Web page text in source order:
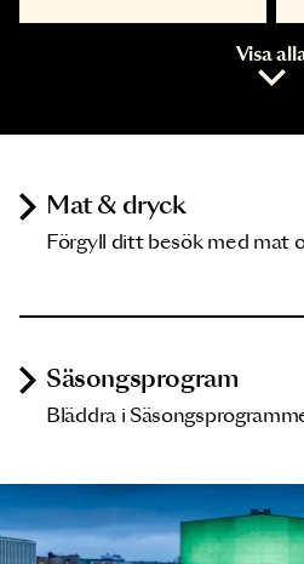
Visa
Mat & dryck
Förgyll ditt besök med mat
Säsongsprogram
Bläddra i